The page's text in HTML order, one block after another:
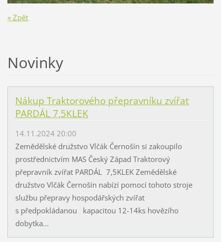
« Zpět
Novinky
Nákup Traktorového přepravníku zvířat
PARDÁL 7,5KLEK
14.11.2024 20:00
Zemědělské družstvo Vlčák Černošín si zakoupilo
prostřednictvím MAS Český Západ Traktorový
přepravník zvířat PARDÁL 7,5KLEK Zemědělské
družstvo Vlčák Černošín nabízí pomocí tohoto stroje
službu přepravy hospodářských zvířat
s předpokládanou kapacitou 12-14ks hovězího
dobytka...